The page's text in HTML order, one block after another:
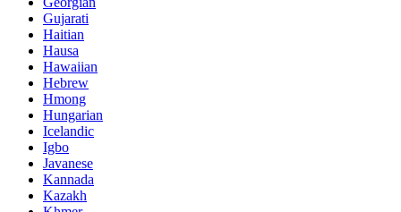
Gujarati
Haitian
Hausa
Hawaiian
Hebrew
Hmong
Hungarian
Icelandic
Igbo
Javanese
Kannada
Kazakh